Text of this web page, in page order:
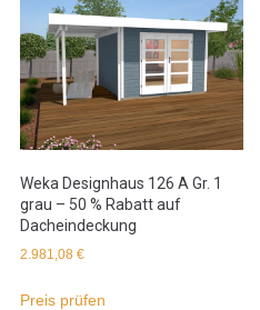
Weka Designhaus 126 A Gr. 1
grau – 50 % Rabatt auf
Dacheindeckung
2.981,08€
Preis prüfen